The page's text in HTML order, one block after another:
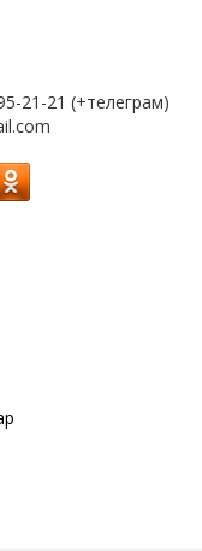
21-21 (+телеграм)